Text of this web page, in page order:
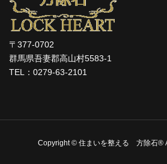
〒377-0702
群馬県吾妻郡高山村5583-1
TEL：0279-63-2101
Copyright © 住まいを整える 方除石®